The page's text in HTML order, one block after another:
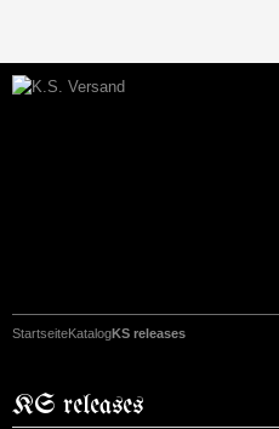
StartseiteKatalogKS releases
KS releases